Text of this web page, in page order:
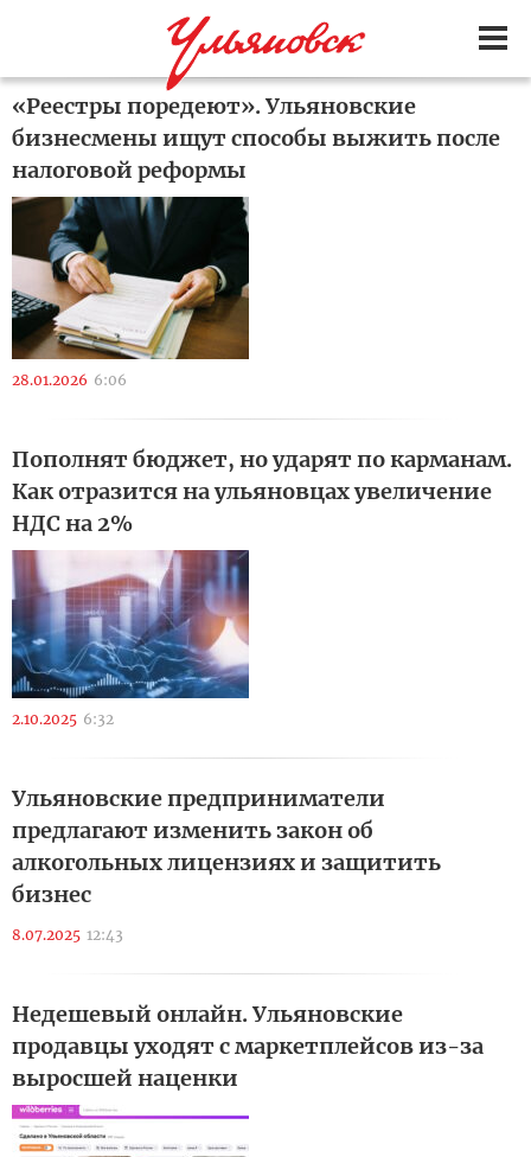
«Реестры поредеют». Ульяновские
бизнесмены ищут способы выжить после
налоговой реформы
28.01.2026 6:06
Пополнят бюджет, но ударят по карманам.
Как отразится на ульяновцах увеличение
НДС на 2%
2.10.2025 6:32
Ульяновские предприниматели
предлагают изменить закон об
алкогольных лицензиях и защитить
бизнес
8.07.2025 12:43
Недешевый онлайн. Ульяновские
продавцы уходят с маркетплейсов из-за
выросшей наценки